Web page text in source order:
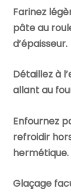
Farinez
pâte au
d’épaisseur.
Détaillez à
allant au
Enfournez
refroidir
hermétique.
Glaçage